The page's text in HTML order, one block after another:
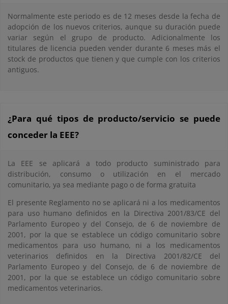
Normalmente este periodo es de 12 meses desde la fecha de
adopción de los nuevos criterios, aunque su duración puede
variar según el grupo de producto. Adicionalmente los
titulares de licencia pueden vender durante 6 meses más el
stock de productos que tienen y que cumple con los criterios
antiguos.
¿Para qué tipos de producto/servicio se puede
conceder la EEE?
La EEE se aplicará a todo producto suministrado para
distribución, consumo o utilización en el mercado
comunitario, ya sea mediante pago o de forma gratuita
El presente Reglamento no se aplicará ni a los medicamentos
para uso humano definidos en la Directiva 2001/83/CE del
Parlamento Europeo y del Consejo, de 6 de noviembre de
2001, por la que se establece un código comunitario sobre
medicamentos para uso humano, ni a los medicamentos
veterinarios definidos en la Directiva 2001/82/CE del
Parlamento Europeo y del Consejo, de 6 de noviembre de
2001, por la que se establece un código comunitario sobre
medicamentos veterinarios.